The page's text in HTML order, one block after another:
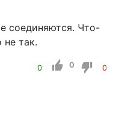
соединяются. Что-
не так.
0 0 0